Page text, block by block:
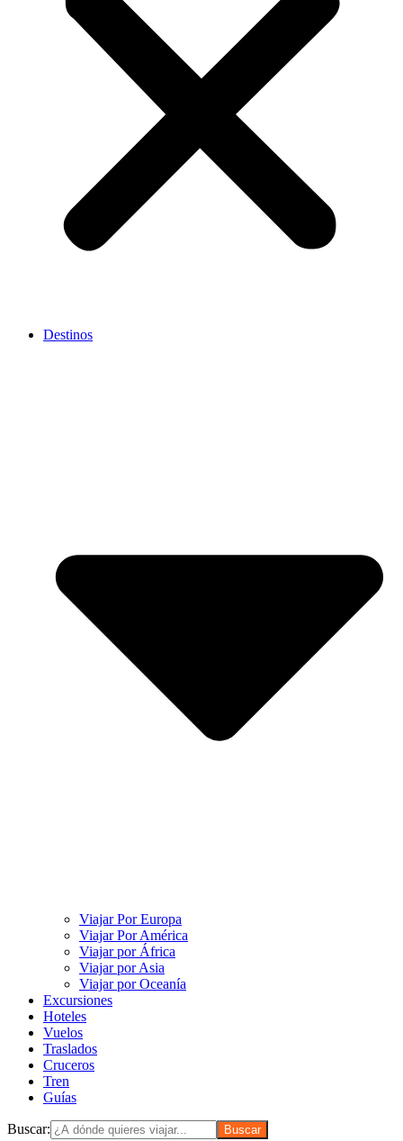
Destinos
Viajar Por Europa
Viajar Por América
Viajar por África
Viajar por Asia
Viajar por Oceanía
Excursiones
Hoteles
Vuelos
Traslados
Cruceros
Tren
Guías
Buscar: